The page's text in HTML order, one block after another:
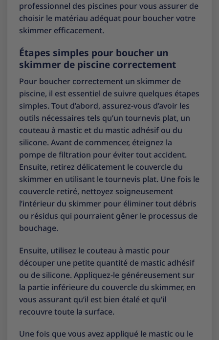
professionnel des piscines pour vous assurer de
choisir le matériau adéquat pour boucher votre
skimmer efficacement.
Étapes simples pour boucher un
skimmer de piscine correctement
Pour boucher correctement un skimmer de
piscine, il est essentiel de suivre quelques étapes
simples. Tout d’abord, assurez-vous d’avoir les
outils nécessaires tels qu’un tournevis plat, un
couteau à mastic et du mastic adhésif ou du
silicone. Avant de commencer, éteignez la
pompe de filtration pour éviter tout accident.
Ensuite, retirez délicatement le couvercle du
skimmer en utilisant le tournevis plat. Une fois le
couvercle retiré, nettoyez soigneusement
l’intérieur du skimmer pour éliminer tout débris
ou résidus qui pourraient gêner le processus de
bouchage.
Ensuite, utilisez le couteau à mastic pour
découper une petite quantité de mastic adhésif
ou de silicone. Appliquez-le généreusement sur
la partie inférieure du couvercle du skimmer, en
vous assurant qu’il est bien étalé et qu’il
recouvre toute la surface.
Une fois que vous avez appliqué le mastic ou le